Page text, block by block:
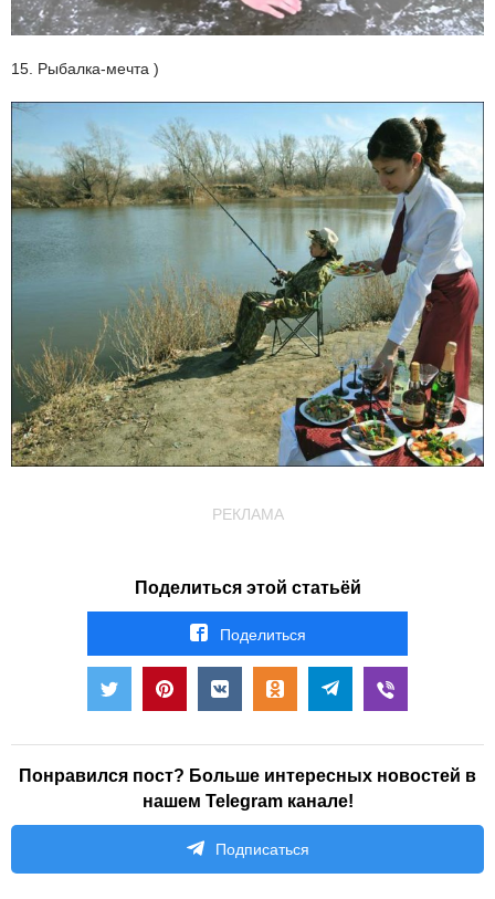
15. Рыбалка-мечта )
РЕКЛАМА
Поделиться этой статьёй
Поделиться
Понравился пост? Больше интересных новостей в
нашем Telegram канале!
Подписаться